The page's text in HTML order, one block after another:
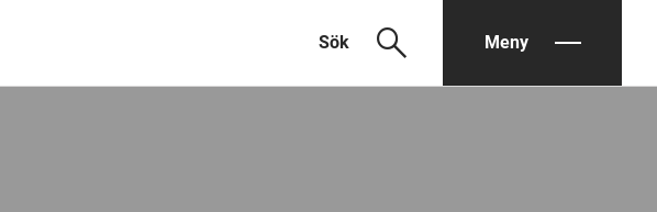
Sök search Meny